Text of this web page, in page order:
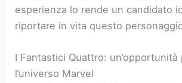
esperienza lo rende un candidato
riportare in vita questo
I Fantastici Quattro:
l’universo Marvel